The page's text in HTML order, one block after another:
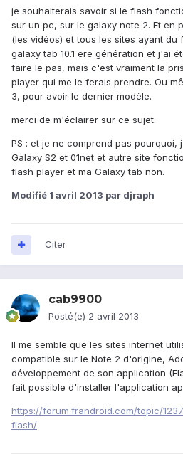
je souhaiterais savoir si le flash
sur un pc, sur le galaxy note 2. Et en
(les vidéos) et tous les sites ayant du
galaxy tab 10.1 ere génération et j'ai
faire le pas, mais c'est vraiment la
player qui me le ferais prendre. Ou
3, pour avoir le dernier modèle.
merci de m'éclairer sur ce sujet.
PS : et je ne comprend pas pourquoi,
Galaxy S2 et 01net et autre site
flash player et ma Galaxy tab non.
Modifié 1 avril 2013 par djraph
Citer
cab9900
Posté(e) 2 avril 2013
Il me semble que les sites internet
compatible sur le Note 2 d'origine,
développement de son application
fait possible d'installer l'application
https://forum.frandroid.com/topic/
flash/